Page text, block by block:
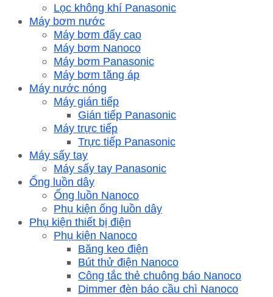
Lọc không khí Panasonic
Máy bơm nước
Máy bơm đẩy cao
Máy bơm Nanoco
Máy bơm Panasonic
Máy bơm tăng áp
Máy nước nóng
Máy gián tiếp
Gián tiếp Panasonic
Máy trực tiếp
Trực tiếp Panasonic
Máy sấy tay
Máy sấy tay Panasonic
Ống luồn dây
Ống luồn Nanoco
Phụ kiện ống luồn dây
Phụ kiện thiết bị điện
Phụ kiện Nanoco
Băng keo điện
Bút thử điện Nanoco
Công tắc thẻ chuông báo Nanoco
Dimmer đèn báo cầu chì Nanoco